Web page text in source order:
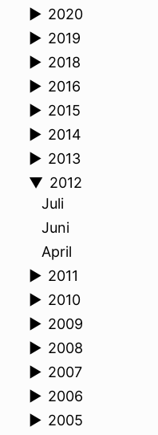
► 2020
► 2019
► 2018
► 2016
► 2015
► 2014
► 2013
▼ 2012
Juli
Juni
April
► 2011
► 2010
► 2009
► 2008
► 2007
► 2006
► 2005